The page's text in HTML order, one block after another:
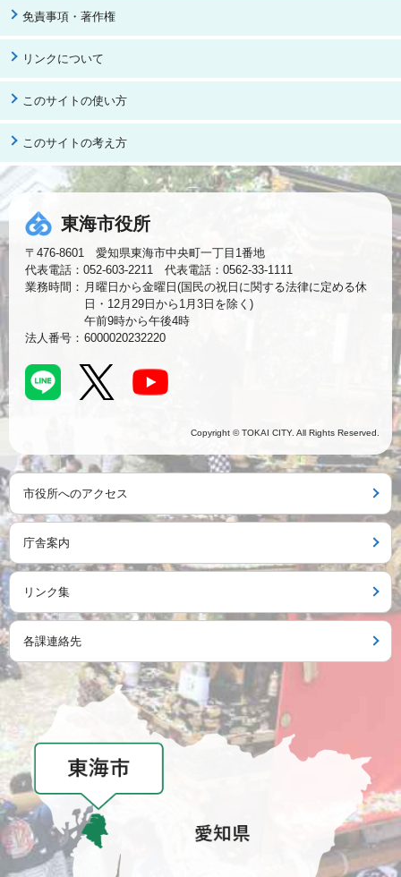
免責事項・著作権
リンクについて
このサイトの使い方
このサイトの考え方
東海市役所
〒476-8601 愛知県東海市中央町一丁目1番地
代表電話：052-603-2211 代表電話：0562-33-1111
業務時間： 月曜日から金曜日(国民の祝日に関する法律に定める休
日・12月29日から1月3日を除く)
午前9時から午後4時
法人番号： 6000020232220
Copyright © TOKAI CITY. All Rights Reserved.
市役所へのアクセス
庁舎案内
リンク集
各課連絡先